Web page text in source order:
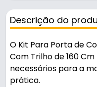
Descrição do
O Kit Para Porta de
Com Trilho de 160
necessários para a
prática.